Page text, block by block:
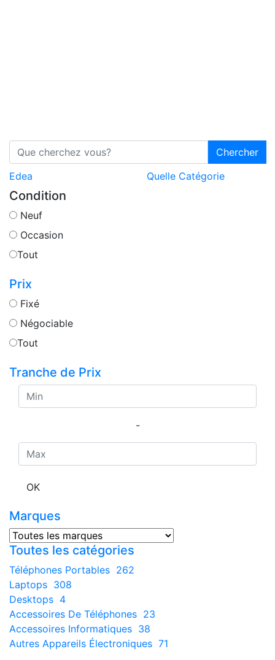
Chercher
Edea
Quelle Catégorie
Condition
Neuf
Occasion
Tout
Prix
Fixé
Négociable
Tout
Tranche de Prix
-
OK
Marques
Toutes les catégories
Téléphones Portables 262
Laptops 308
Desktops 4
Accessoires De Téléphones 23
Accessoires Informatiques 38
Autres Appareils Électroniques 71